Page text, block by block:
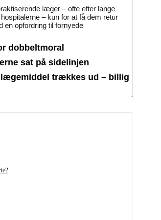
læger – ofte efter lange
– kun for at få dem retur
en opfordring til fornyede
dobbeltmoral
sat på sidelinjen
trækkes ud – billig